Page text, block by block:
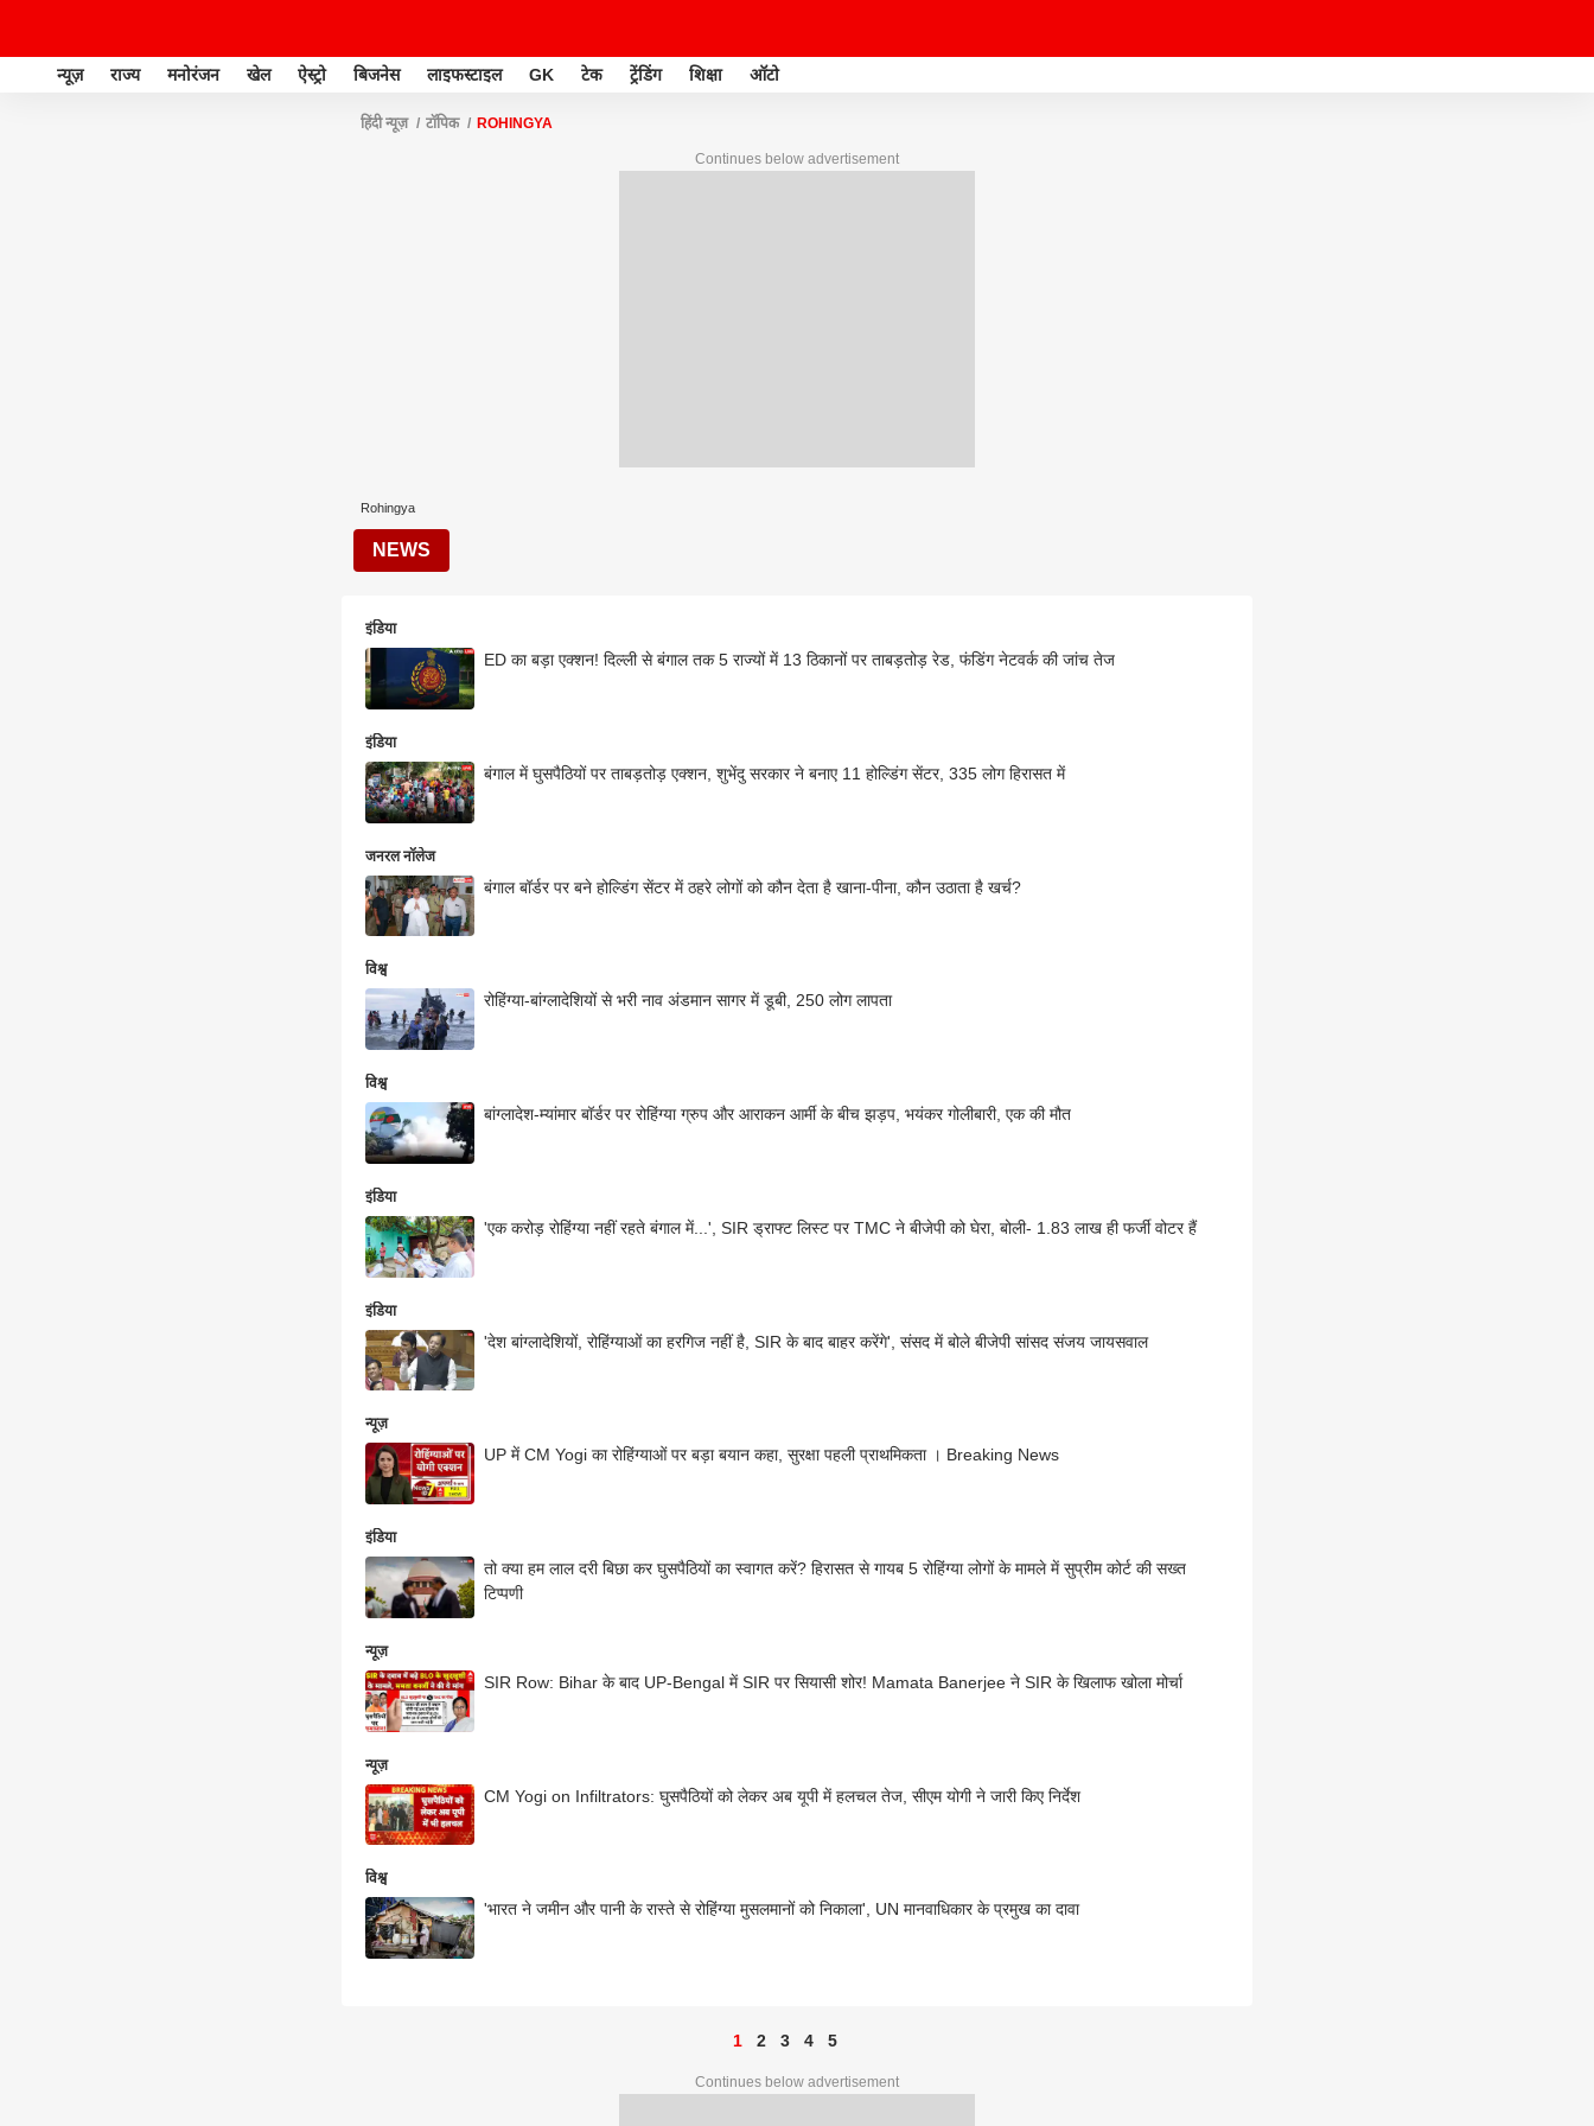
न्यूज़ राज्य मनोरंजन खेल ऐस्ट्रो बिजनेस लाइफस्टाइल GK टेक ट्रेंडिंग शिक्षा ऑटो
हिंदी न्यूज़ टॉपिक ROHINGYA
Continues below advertisement
Rohingya
NEWS
इंडिया
ED का बड़ा एक्शन! दिल्ली से बंगाल तक 5 राज्यों में 13 ठिकानों पर ताबड़तोड़ रेड, फंडिंग नेटवर्क की जांच तेज
इंडिया
बंगाल में घुसपैठियों पर ताबड़तोड़ एक्शन, शुभेंदु सरकार ने बनाए 11 होल्डिंग सेंटर, 335 लोग हिरासत में
जनरल नॉलेज
बंगाल बॉर्डर पर बने होल्डिंग सेंटर में ठहरे लोगों को कौन देता है खाना-पीना, कौन उठाता है खर्च?
विश्व
रोहिंग्या-बांग्लादेशियों से भरी नाव अंडमान सागर में डूबी, 250 लोग लापता
विश्व
बांग्लादेश-म्यांमार बॉर्डर पर रोहिंग्या ग्रुप और आराकन आर्मी के बीच झड़प, भयंकर गोलीबारी, एक की मौत
इंडिया
'एक करोड़ रोहिंग्या नहीं रहते बंगाल में...', SIR ड्राफ्ट लिस्ट पर TMC ने बीजेपी को घेरा, बोली- 1.83 लाख ही फर्जी वोटर हैं
इंडिया
'देश बांग्लादेशियों, रोहिंग्याओं का हरगिज नहीं है, SIR के बाद बाहर करेंगे', संसद में बोले बीजेपी सांसद संजय जायसवाल
न्यूज़
UP में CM Yogi का रोहिंग्याओं पर बड़ा बयान कहा, सुरक्षा पहली प्राथमिकता । Breaking News
इंडिया
तो क्या हम लाल दरी बिछा कर घुसपैठियों का स्वागत करें? हिरासत से गायब 5 रोहिंग्या लोगों के मामले में सुप्रीम कोर्ट की सख्त
टिप्पणी
न्यूज़
SIR Row: Bihar के बाद UP-Bengal में SIR पर सियासी शोर! Mamata Banerjee ने SIR के खिलाफ खोला मोर्चा
न्यूज़
CM Yogi on Infiltrators: घुसपैठियों को लेकर अब यूपी में हलचल तेज, सीएम योगी ने जारी किए निर्देश
विश्व
'भारत ने जमीन और पानी के रास्ते से रोहिंग्या मुसलमानों को निकाला', UN मानवाधिकार के प्रमुख का दावा
1 2 3 4 5
Continues below advertisement